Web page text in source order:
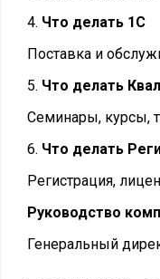
4. Что делать 1С
Поставка и
5. Что делать
Семинары, курсы,
6. Что делать
Регистрация,
Руководство
Генеральный